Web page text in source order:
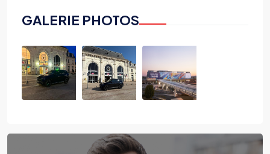
GALERIE PHOTOS